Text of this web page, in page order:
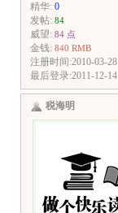
精华: 0
发帖: 84
威望: 84 点
金钱: 840 RMB
注册时间:2010-03-28
最后登录:2011-12-14
税海明